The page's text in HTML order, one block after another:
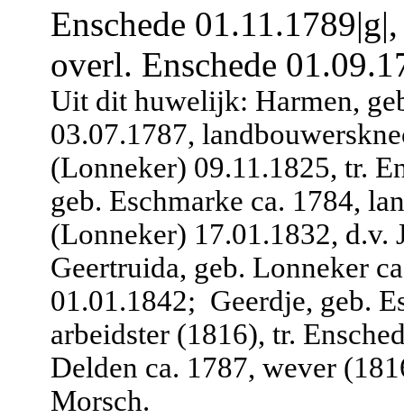
Enschede
overl. Enschede
Uit dit huwelijk: Harmen,
03.07.1787,
(Lonneker) 09.11.1825, tr.
geb. Eschmarke ca. 1784,
(Lonneker) 17.01.1832, d.v.
Geertruida, geb. Lonneker
01.01.1842; Geerdje, geb.
arbeidster (1816), tr.
Delden ca. 1787, wever
Morsch.